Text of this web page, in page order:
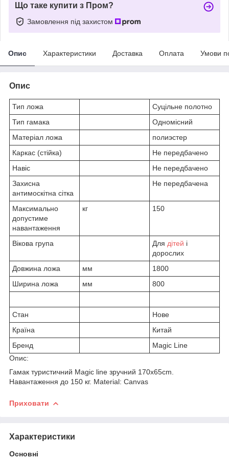
Що таке купити з Пром?
Замовлення під захистом
Опис Характеристики Доставка Оплата Умови
Опис
Тип ложа
Суцільне полотно
Тип гамака
Одномісний
Матеріал ложа
полиэстер
Каркас (стійка)
Не передбачено
Навіс
Не передбачено
Захисна
антимоскітна сітка
Не передбачена
Максимально
допустиме
навантаження
кг 150
Вікова група Для дітей і
дорослих
Довжина ложа
мм
1800
Ширина ложа
мм 800
Стан
Нове
Країна
Китай
Бренд
Magic Line
Опис:
Гамак туристичний Magic line зручний 170x65cm.
Навантаження до 150 кг. Material: Canvas
Приховати
Характеристики
Основні